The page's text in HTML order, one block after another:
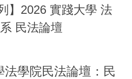
】2026 實踐大學 法
民法論壇
法學院民法論壇：民